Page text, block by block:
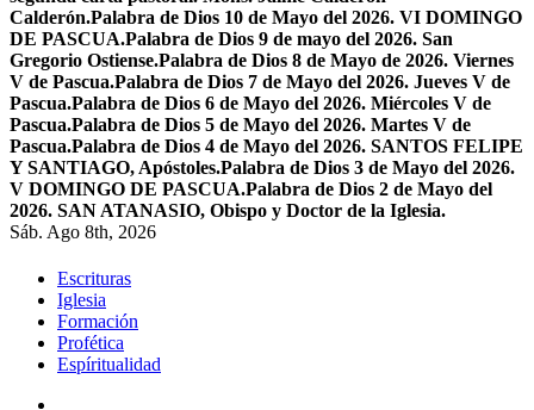
Calderón.Palabra de Dios 10 de Mayo del 2026. VI DOMINGO
DE PASCUA.Palabra de Dios 9 de mayo del 2026. San
Gregorio Ostiense.Palabra de Dios 8 de Mayo de 2026. Viernes
V de Pascua.Palabra de Dios 7 de Mayo del 2026. Jueves V de
Pascua.Palabra de Dios 6 de Mayo del 2026. Miércoles V de
Pascua.Palabra de Dios 5 de Mayo del 2026. Martes V de
Pascua.Palabra de Dios 4 de Mayo del 2026. SANTOS FELIPE
Y SANTIAGO, Apóstoles.Palabra de Dios 3 de Mayo del 2026.
V DOMINGO DE PASCUA.Palabra de Dios 2 de Mayo del
2026. SAN ATANASIO, Obispo y Doctor de la Iglesia.
Sáb. Ago 8th, 2026
Escrituras
Iglesia
Formación
Profética
Espíritualidad